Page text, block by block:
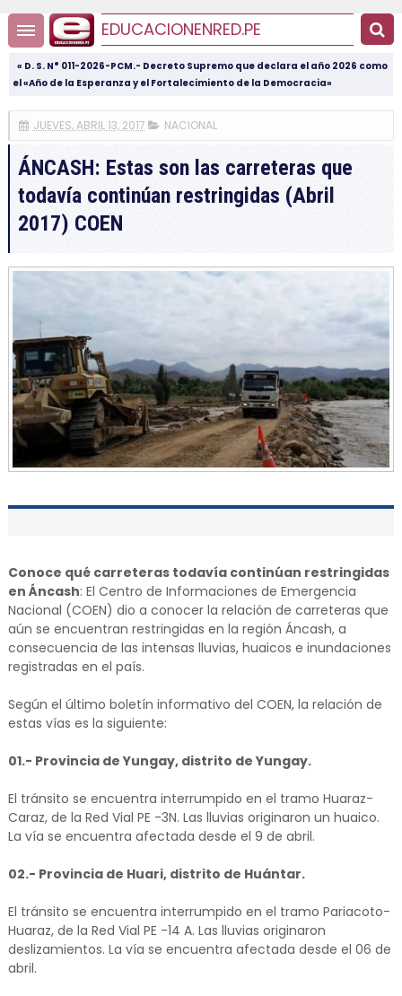
EDUCACIONENRED.PE
« D. S. N° 011-2026-PCM.- Decreto Supremo que declara el año 2026 como
el «Año de la Esperanza y el Fortalecimiento de la Democracia»
JUEVES, ABRIL 13, 2017 NACIONAL
ÁNCASH: Estas son las carreteras que
todavía continúan restringidas (Abril
2017) COEN
Conoce qué carreteras todavía continúan restringidas
en Áncash: El Centro de Informaciones de Emergencia
Nacional (COEN) dio a conocer la relación de carreteras que
aún se encuentran restringidas en la región Áncash, a
consecuencia de las intensas lluvias, huaicos e inundaciones
registradas en el país.
Según el último boletín informativo del COEN, la relación de
estas vías es la siguiente:
01.- Provincia de Yungay, distrito de Yungay.
El tránsito se encuentra interrumpido en el tramo Huaraz-
Caraz, de la Red Vial PE -3N. Las lluvias originaron un huaico.
La vía se encuentra afectada desde el 9 de abril.
02.- Provincia de Huari, distrito de Huántar.
El tránsito se encuentra interrumpido en el tramo Pariacoto-
Huaraz, de la Red Vial PE -14 A. Las lluvias originaron
deslizamientos. La vía se encuentra afectada desde el 06 de
abril.